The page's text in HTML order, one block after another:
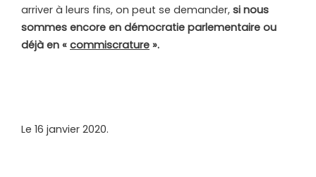
arriver à leurs fins, on peut se demander, si nous
sommes encore en démocratie parlementaire ou
déjà en « commiscrature ».
Le 16 janvier 2020.